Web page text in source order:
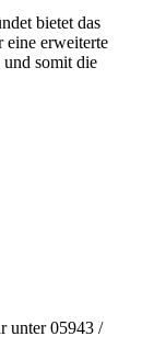
bietet das
eine erweiterte
somit die
unter 05943 /